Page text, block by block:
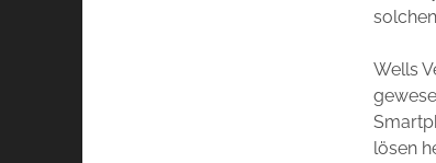
Wells
lösen